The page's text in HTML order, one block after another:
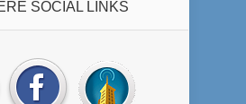
SOCIAL LINKS